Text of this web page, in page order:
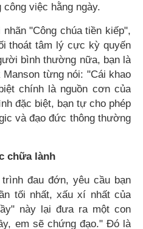
việc hằng ngày.
"Công chúa tiền kiếp",
thoát tâm lý cực kỳ quyến
bình thường nữa, bạn là
từng nói: "Cái khao
chính là nguồn cơn của
đặc biệt, bạn tự cho phép
và đạo đức thông thường
chữa lành
đau đớn, yêu cầu bạn
tối nhất, xấu xí nhất của
này lại đưa ra một con
em sẽ chứng đạo." Đó là